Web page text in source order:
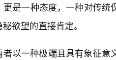
更是一种态度，一种对传
欲望的直接肯定。
者以一种极端且具有象征